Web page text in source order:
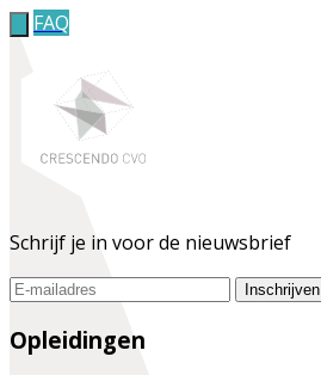
FAQ
Schrijf je in voor de nieuwsbrief
Inschrijven
Opleidingen